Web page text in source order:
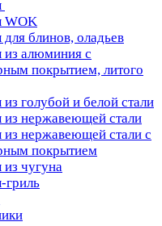
WOK
блинов, оладьев
алюминия с
покрытием, литого
голубой и белой стали
из нержавеющей стали
нержавеющей стали с
покрытием
чугуна
гриль